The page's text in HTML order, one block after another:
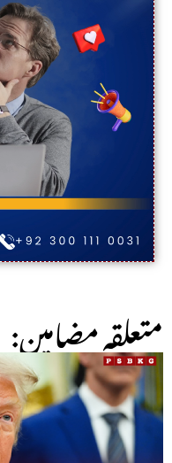
:متعلقہ مضامین